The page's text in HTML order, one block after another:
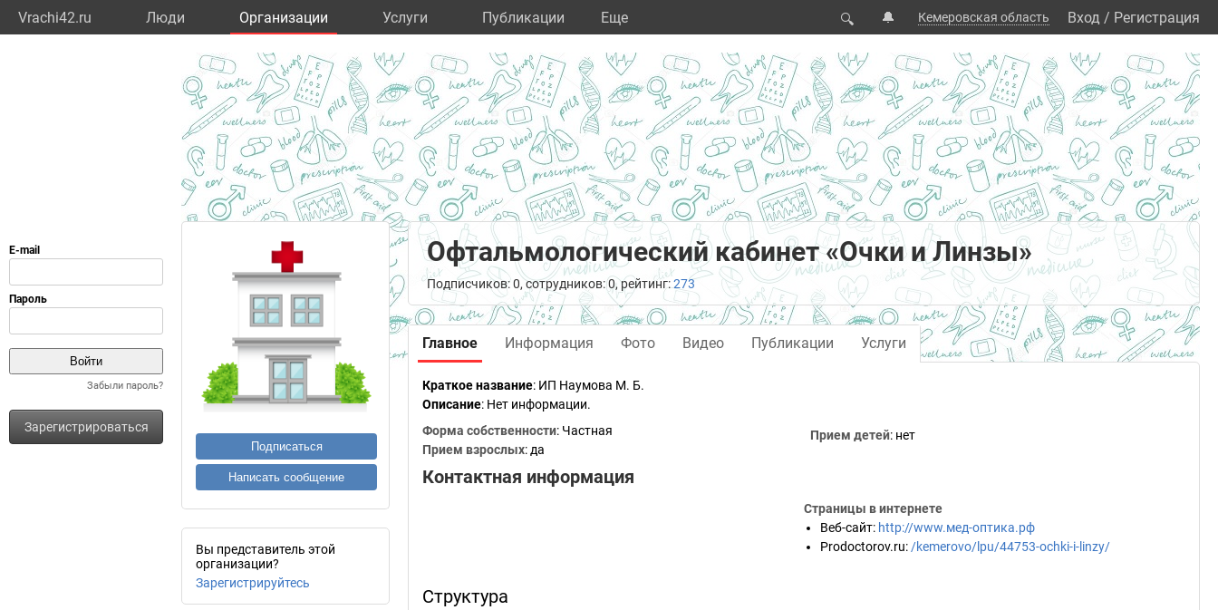
Vrachi42.ru Люди Организации Услуги Публикации Eще 🔍 🔔 Кемеровская область Вход / Регистрация
Забыли пароль?
Зарегистрироваться
Подписаться
Написать сообщение
Вы представитель этой
организации?
Зарегистрируйтесь
Офтальмологический кабинет «Очки и Линзы»
Подписчиков: 0, сотрудников: 0, рейтинг:273
Главное Информация Фото Видео Публикации Услуги
Краткое название: ИП Наумова М. Б.
Описание: Нет информации.
Форма собственности: Частная
Прием взрослых: да
Прием детей: нет
Контактная информация
Страницы в интернете
Веб-сайт: http://www.мед-оптика.рф
Prodoctorov.ru: /kemerovo/lpu/44753-ochki-i-linzy/
Структура